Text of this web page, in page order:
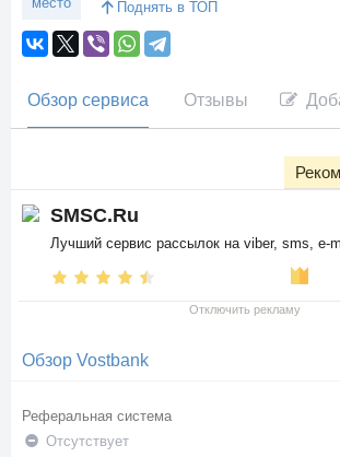
Поднять в ТОП
Обзор сервиса Отзывы
SMSC.Ru
Лучший сервис рассылок на viber, sms, e-
Отключить рекламу
Обзор Vostbank
Реферальная система
Отсутствует